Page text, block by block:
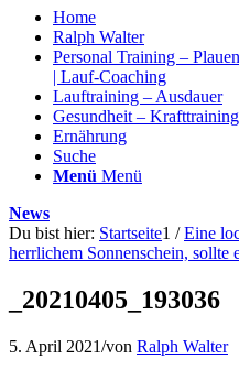
Home
Ralph Walter
Personal Training – Plauen
| Lauf-Coaching
Lauftraining – Ausdauer
Gesundheit – Krafttraining
Ernährung
Suche
Menü Menü
News
Du bist hier: Startseite1 / Eine
herrlichem Sonnenschein, sollte
_20210405_193036
5. April 2021/von Ralph Walter